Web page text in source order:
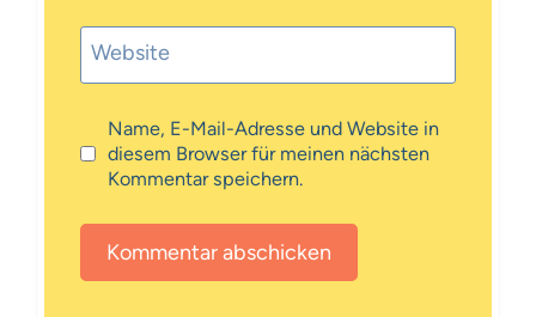
Website
Name, E-Mail-Adresse und Website in
diesem Browser für meinen nächsten
Kommentar speichern.